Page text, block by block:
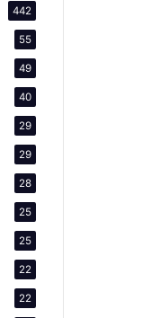
442
55
49
40
29
29
28
25
25
22
22